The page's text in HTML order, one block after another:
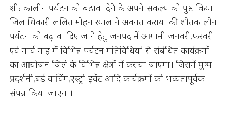
शीतकालीन पर्यटन को बढ़ावा देने के अपने सकल्प को पुष्ट किया।
जिलाधिकारी ललित मोहन रयाल ने अवगत कराया की शीतकालीन
पर्यटन को बढ़ावा दिए जाने हेतु जनपद में आगामी जनवरी,फरवरी
एवं मार्च माह में विभिन्न पर्यटन गतिविधियां से संबंधित कार्यक्रमों
का आयोजन जिले के विभिन्न क्षेत्रों में कराया जाएगा। जिसमें पुष्प
प्रदर्शनी,बर्ड वाचिंग,एस्ट्रो इवेंट आदि कार्यक्रमों को भव्यतापूर्वक
संपन्न किया जाएगा।